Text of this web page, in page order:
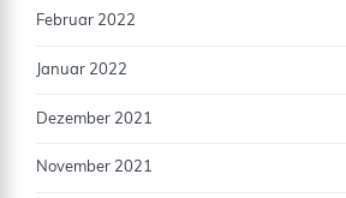
Februar 2022
Januar 2022
Dezember 2021
November 2021